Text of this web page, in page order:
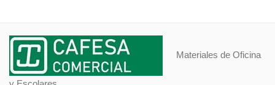
Materiales de Oficina